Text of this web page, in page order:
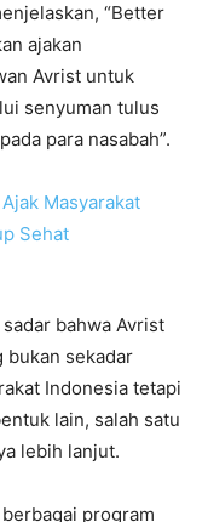
“Better
ajakan
Avrist untuk
senyuman tulus
para nasabah”.
bahwa Avrist
bukan sekadar
Indonesia tetapi
lain, salah satu
lebih lanjut.
program